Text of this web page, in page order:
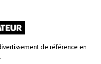
de référence en